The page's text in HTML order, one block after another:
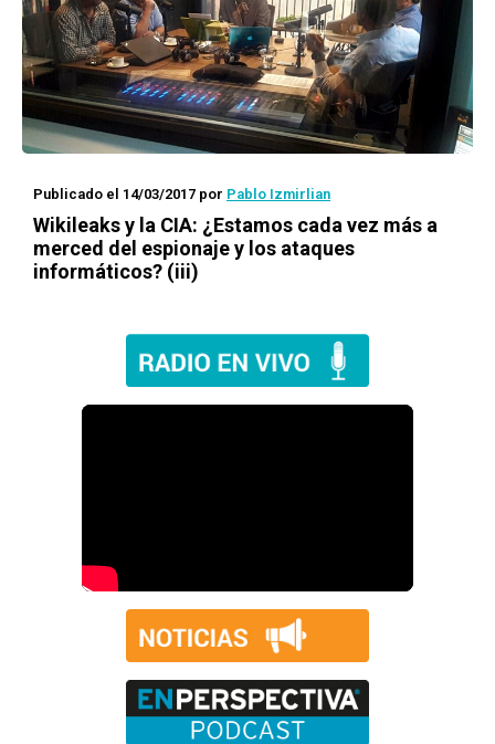
Publicado el 14/03/2017 por Pablo Izmirlian
Wikileaks y la CIA: ¿Estamos cada vez más a
merced del espionaje y los ataques
informáticos? (iii)